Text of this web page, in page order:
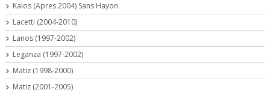
Kalos (Apres 2004) Sans Hayon
Lacetti (2004-2010)
Lanos (1997-2002)
Leganza (1997-2002)
Matiz (1998-2000)
Matiz (2001-2005)